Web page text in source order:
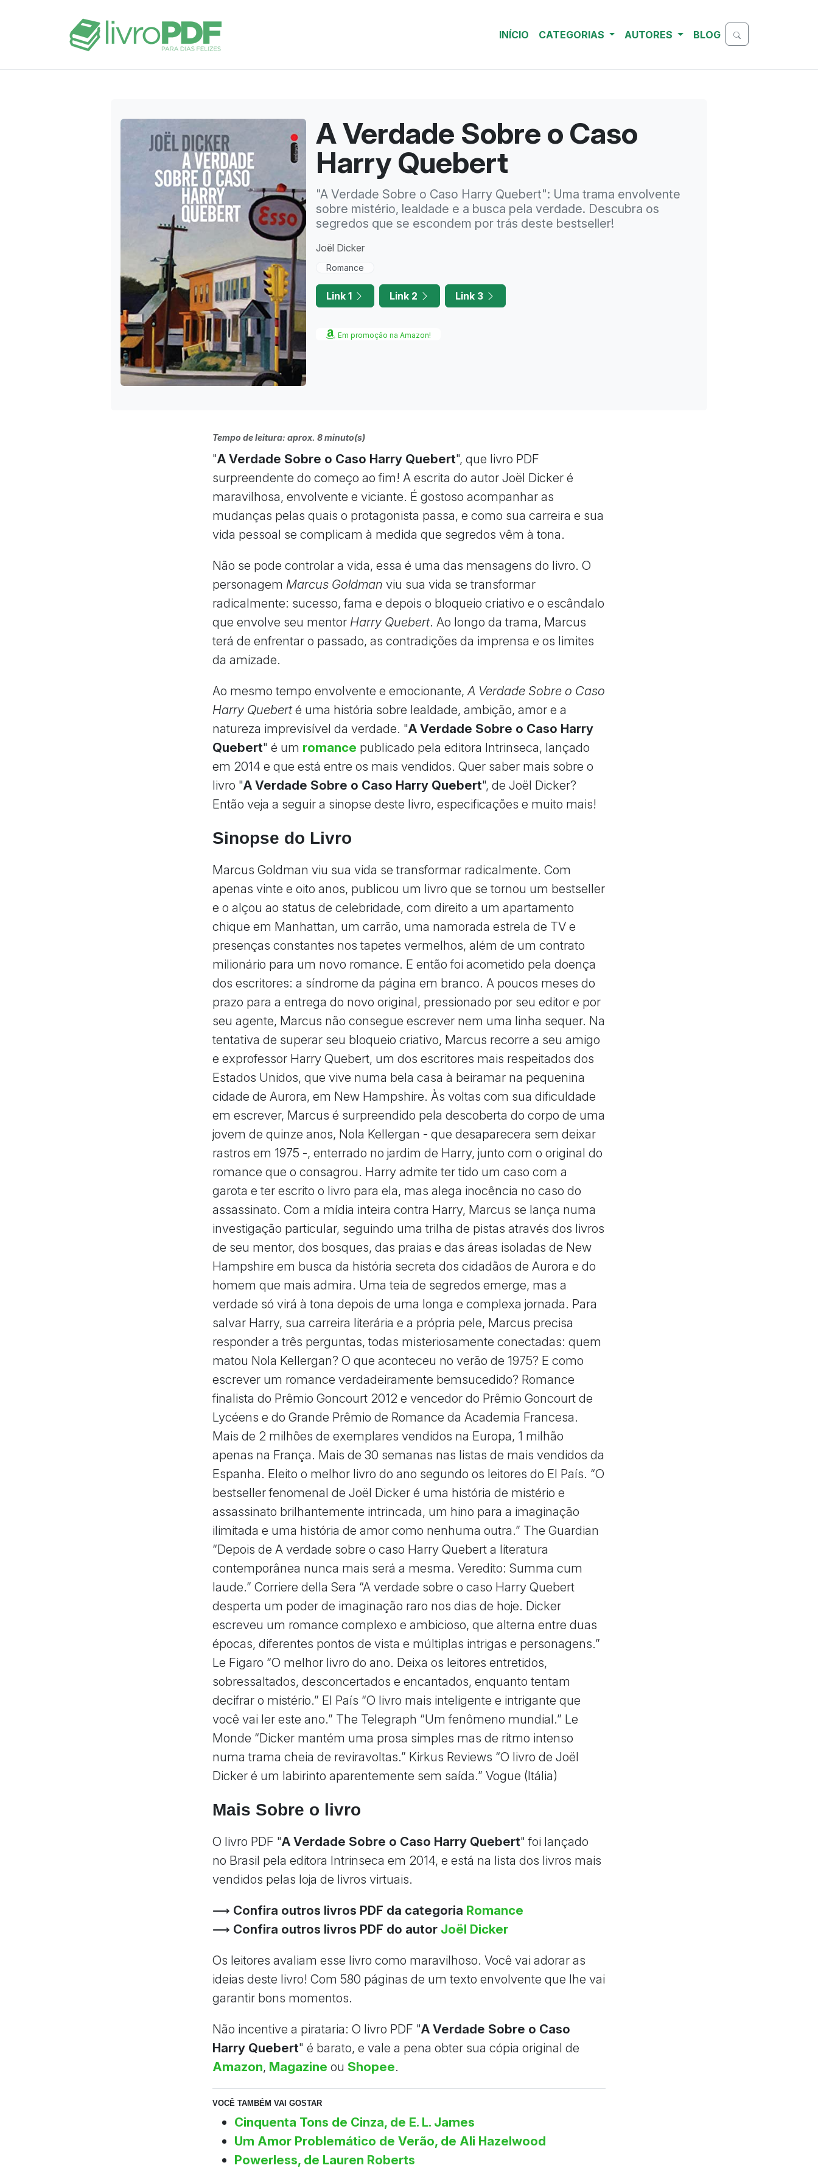
INÍCIO CATEGORIAS AUTORES BLOG
A Verdade Sobre o Caso
Harry Quebert
"A Verdade Sobre o Caso Harry Quebert": Uma trama envolvente
sobre mistério, lealdade e a busca pela verdade. Descubra os
segredos que se escondem por trás deste bestseller!
Joël Dicker
Romance
Link 1 Link 2 Link 3
Em promoção na Amazon!
Tempo de leitura: aprox. 8 minuto(s)
"A Verdade Sobre o Caso Harry Quebert", que livro PDF
surpreendente do começo ao fim! A escrita do autor Joël Dicker é
maravilhosa, envolvente e viciante. É gostoso acompanhar as
mudanças pelas quais o protagonista passa, e como sua carreira e sua
vida pessoal se complicam à medida que segredos vêm à tona.
Não se pode controlar a vida, essa é uma das mensagens do livro. O
personagem Marcus Goldman viu sua vida se transformar
radicalmente: sucesso, fama e depois o bloqueio criativo e o escândalo
que envolve seu mentor Harry Quebert. Ao longo da trama, Marcus
terá de enfrentar o passado, as contradições da imprensa e os limites
da amizade.
Ao mesmo tempo envolvente e emocionante,A Verdade Sobre o Caso
Harry Queberté uma história sobre lealdade, ambição, amor e a
natureza imprevisível da verdade. "A Verdade Sobre o Caso Harry
Quebert" é um romance publicado pela editora Intrinseca, lançado
em 2014 e que está entre os mais vendidos. Quer saber mais sobre o
livro "A Verdade Sobre o Caso Harry Quebert", de Joël Dicker?
Então veja a seguir a sinopse deste livro, especificações e muito mais!
Sinopse do Livro
Marcus Goldman viu sua vida se transformar radicalmente. Com
apenas vinte e oito anos, publicou um livro que se tornou um bestseller
e o alçou ao status de celebridade, com direito a um apartamento
chique em Manhattan, um carrão, uma namorada estrela de TV e
presenças constantes nos tapetes vermelhos, além de um contrato
milionário para um novo romance. E então foi acometido pela doença
dos escritores: a síndrome da página em branco. A poucos meses do
prazo para a entrega do novo original, pressionado por seu editor e por
seu agente, Marcus não consegue escrever nem uma linha sequer. Na
tentativa de superar seu bloqueio criativo, Marcus recorre a seu amigo
e exprofessor Harry Quebert, um dos escritores mais respeitados dos
Estados Unidos, que vive numa bela casa à beiramar na pequenina
cidade de Aurora, em New Hampshire. Às voltas com sua dificuldade
em escrever, Marcus é surpreendido pela descoberta do corpo de uma
jovem de quinze anos, Nola Kellergan - que desaparecera sem deixar
rastros em 1975 -, enterrado no jardim de Harry, junto com o original do
romance que o consagrou. Harry admite ter tido um caso com a
garota e ter escrito o livro para ela, mas alega inocência no caso do
assassinato. Com a mídia inteira contra Harry, Marcus se lança numa
investigação particular, seguindo uma trilha de pistas através dos livros
de seu mentor, dos bosques, das praias e das áreas isoladas de New
Hampshire em busca da história secreta dos cidadãos de Aurora e do
homem que mais admira. Uma teia de segredos emerge, mas a
verdade só virá à tona depois de uma longa e complexa jornada. Para
salvar Harry, sua carreira literária e a própria pele, Marcus precisa
responder a três perguntas, todas misteriosamente conectadas: quem
matou Nola Kellergan? O que aconteceu no verão de 1975? E como
escrever um romance verdadeiramente bemsucedido? Romance
finalista do Prêmio Goncourt 2012 e vencedor do Prêmio Goncourt de
Lycéens e do Grande Prêmio de Romance da Academia Francesa.
Mais de 2 milhões de exemplares vendidos na Europa, 1 milhão
apenas na França. Mais de 30 semanas nas listas de mais vendidos da
Espanha. Eleito o melhor livro do ano segundo os leitores do El País. “O
bestseller fenomenal de Joël Dicker é uma história de mistério e
assassinato brilhantemente intrincada, um hino para a imaginação
ilimitada e uma história de amor como nenhuma outra.” The Guardian
“Depois de A verdade sobre o caso Harry Quebert a literatura
contemporânea nunca mais será a mesma. Veredito: Summa cum
laude.” Corriere della Sera “A verdade sobre o caso Harry Quebert
desperta um poder de imaginação raro nos dias de hoje. Dicker
escreveu um romance complexo e ambicioso, que alterna entre duas
épocas, diferentes pontos de vista e múltiplas intrigas e personagens.”
Le Figaro “O melhor livro do ano. Deixa os leitores entretidos,
sobressaltados, desconcertados e encantados, enquanto tentam
decifrar o mistério.” El País “O livro mais inteligente e intrigante que
você vai ler este ano.” The Telegraph “Um fenômeno mundial.” Le
Monde “Dicker mantém uma prosa simples mas de ritmo intenso
numa trama cheia de reviravoltas.” Kirkus Reviews “O livro de Joël
Dicker é um labirinto aparentemente sem saída.” Vogue (Itália)
Mais Sobre o livro
O livro PDF "A Verdade Sobre o Caso Harry Quebert" foi lançado
no Brasil pela editora Intrinseca em 2014, e está na lista dos livros mais
vendidos pelas loja de livros virtuais.
⟶ Confira outros livros PDF da categoria Romance
⟶ Confira outros livros PDF do autor Joël Dicker
Os leitores avaliam esse livro como maravilhoso. Você vai adorar as
ideias deste livro! Com 580 páginas de um texto envolvente que lhe vai
garantir bons momentos.
Não incentive a pirataria: O livro PDF "A Verdade Sobre o Caso
Harry Quebert" é barato, e vale a pena obter sua cópia original de
Amazon, Magazine ou Shopee.
VOCÊ TAMBÉM VAI GOSTAR
Cinquenta Tons de Cinza, de E. L. James
Um Amor Problemático de Verão, de Ali Hazelwood
Powerless, de Lauren Roberts